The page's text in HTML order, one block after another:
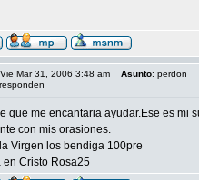
Mar 31, 2006 3:48 am Asunto: perdon
que me encantaria ayudar.Ese es mi
con mis orasiones.
Virgen los bendiga 100pre
en Cristo Rosa25